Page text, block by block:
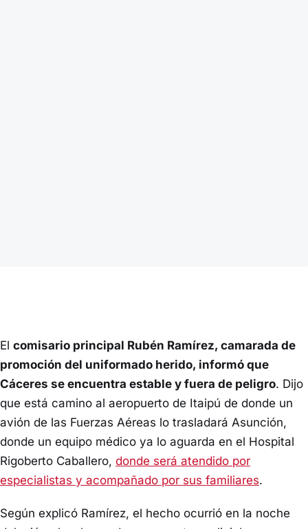
El comisario principal Rubén Ramírez, camarada de
promoción del uniformado herido, informó que
Cáceres se encuentra estable y fuera de peligro. Dijo
que está camino al aeropuerto de Itaipú de donde un
avión de las Fuerzas Aéreas lo trasladará Asunción,
donde un equipo médico ya lo aguarda en el Hospital
Rigoberto Caballero, donde será atendido por
especialistas y acompañado por sus familiares.
Según explicó Ramírez, el hecho ocurrió en la noche